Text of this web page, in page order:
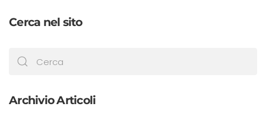
Cerca nel sito
Archivio Articoli